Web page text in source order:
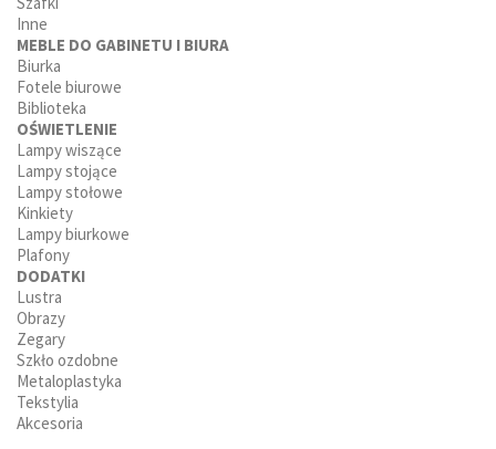
Inne
MEBLE DO GABINETU I BIURA
Biurka
Fotele biurowe
Biblioteka
OŚWIETLENIE
Lampy wiszące
Lampy stojące
Lampy stołowe
Kinkiety
Lampy biurkowe
Plafony
DODATKI
Lustra
Obrazy
Zegary
Szkło ozdobne
Metaloplastyka
Tekstylia
Akcesoria